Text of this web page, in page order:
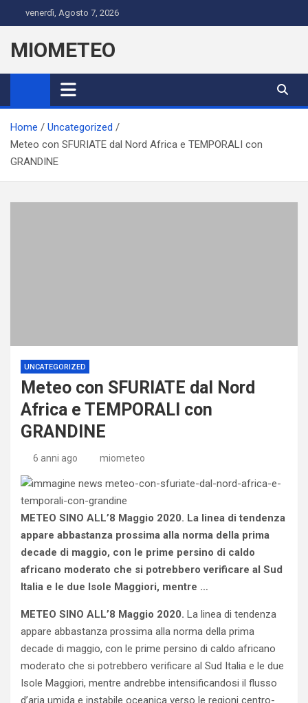
to
content
venerdì, Agosto 7, 2026
MIOMETEO
Home
Uncategorized
Meteo con SFURIATE dal Nord Africa e TEMPORALI con
GRANDINE
UNCATEGORIZED
Meteo con SFURIATE dal Nord
Africa e TEMPORALI con
GRANDINE
6 anni ago miometeo
METEO SINO ALL’8 Maggio 2020. La linea di tendenza
appare abbastanza prossima alla norma della prima
decade di maggio, con le prime persino di caldo
africano moderato che si potrebbero verificare al Sud
Italia e le due Isole Maggiori, mentre …
METEO SINO ALL’8 Maggio 2020. La linea di tendenza
appare abbastanza prossima alla norma della prima
decade di maggio, con le prime persino di caldo africano
moderato che si potrebbero verificare al Sud Italia e le due
Isole Maggiori, mentre andrebbe intensificandosi il flusso
d’aria umida e instabile oceanica verso le regioni centro-